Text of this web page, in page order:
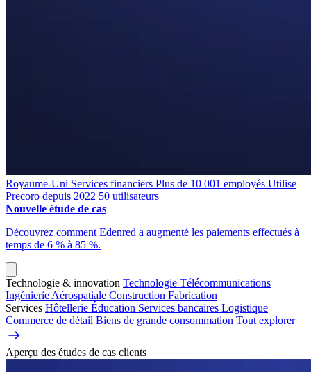
Royaume-Uni Services financiers Plus de 10 001 employés Utilise
Precoro depuis 2022 50 utilisateurs
Nouvelle étude de cas
Découvrez comment Edenred a augmenté les paiements effectués à
temps de 6 % à 85 %.
Technologie & innovation Technologie Télécommunications
Ingénierie Aérospatiale Construction Fabrication
Services Hôtellerie Éducation Services bancaires Logistique
Commerce de détail Biens de grande consommation Tout explorer
Aperçu des études de cas clients